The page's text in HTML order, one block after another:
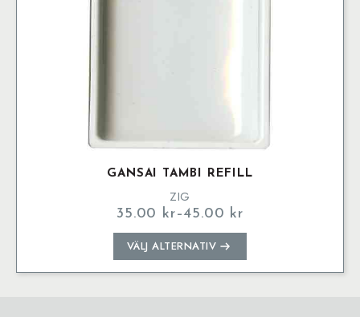
GANSAI TAMBI REFILL
ZIG
35.00 kr–45.00 kr
Prisintervall:
35.00 kr
till
45.00 kr
VÄLJ ALTERNATIV
Den
här
produkten